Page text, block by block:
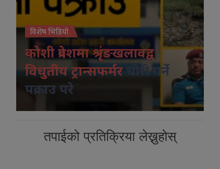
विशेष भिडियो
कोशी प्रदेशमा श्रृंङखलावद्व
विधुतीय ट्रान्सफर्मर
चोरी गर्ने
पक्राउ परे
तपाईको प्रतिक्रिया लेख्नुहोस्